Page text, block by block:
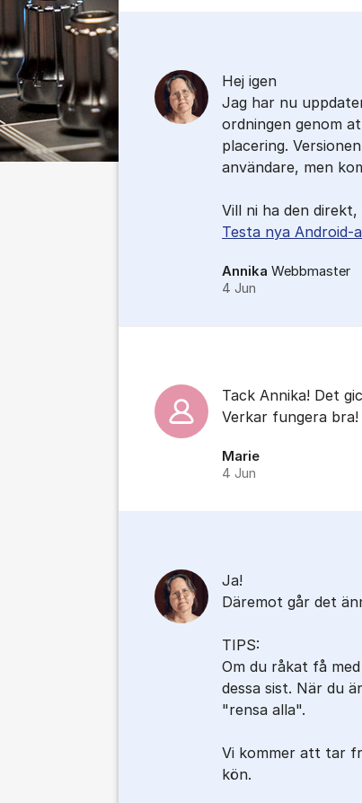
Hej igen
Jag har nu
ordningen genom
placering.
användare, men
Vill ni ha den
Testa nya Android-
Annika Webbmaster
4 Jun
Tack Annika! Det
Verkar fungera bra!
Marie
4 Jun
Ja!
Däremot går det
TIPS:
Om du råkat få
dessa sist. När du
"rensa alla".
Vi kommer att tar
kön.